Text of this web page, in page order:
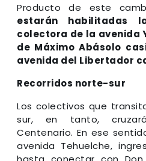
Producto de este
estarán habilitadas
colectora de la avenida
de Máximo Abásolo
avenida del Libertador
Recorridos norte-sur
Los colectivos que
sur, en tanto,
Centenario. En ese
avenida Tehuelche,